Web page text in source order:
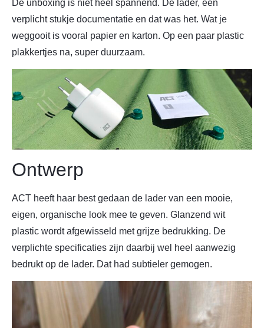
De unboxing is niet heel spannend. De lader, een
verplicht stukje documentatie en dat was het. Wat je
weggooit is vooral papier en karton. Op een paar plastic
plakkertjes na, super duurzaam.
Ontwerp
ACT heeft haar best gedaan de lader van een mooie,
eigen, organische look mee te geven. Glanzend wit
plastic wordt afgewisseld met grijze bedrukking. De
verplichte specificaties zijn daarbij wel heel aanwezig
bedrukt op de lader. Dat had subtieler gemogen.